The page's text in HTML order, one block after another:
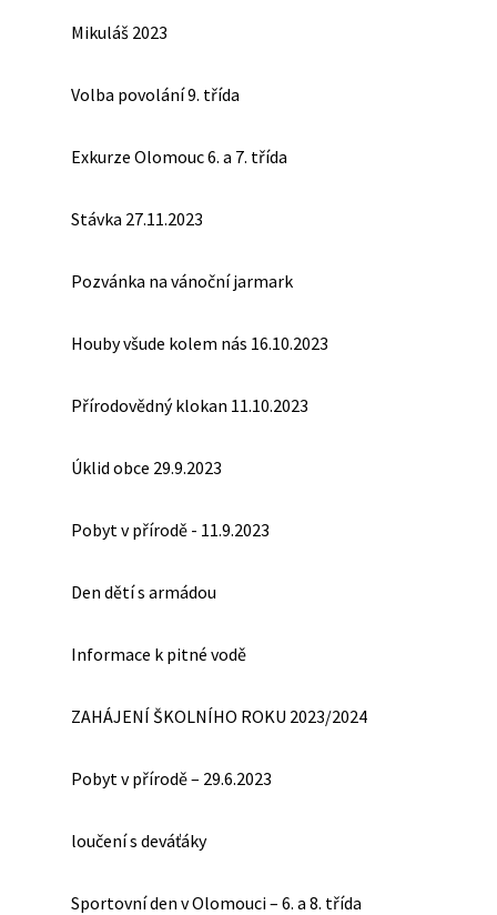
Mikuláš 2023
Volba povolání 9. třída
Exkurze Olomouc 6. a 7. třída
Stávka 27.11.2023
Pozvánka na vánoční jarmark
Houby všude kolem nás 16.10.2023
Přírodovědný klokan 11.10.2023
Úklid obce 29.9.2023
Pobyt v přírodě - 11.9.2023
Den dětí s armádou
Informace k pitné vodě
ZAHÁJENÍ ŠKOLNÍHO ROKU 2023/2024
Pobyt v přírodě – 29.6.2023
loučení s deváťáky
Sportovní den v Olomouci – 6. a 8. třída